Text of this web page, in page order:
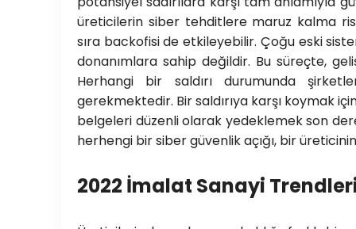
üreticilerin siber tehditlere maruz kalma
sıra backofisi de etkileyebilir. Çoğu eski
donanımlara sahip değildir. Bu süreçte,
Herhangi bir saldırı durumunda
gerekmektedir. Bir saldırıya karşı koymak
belgeleri düzenli olarak yedeklemek son
herhengi bir siber güvenlik açığı, bir
2022 İmalat Sanayi